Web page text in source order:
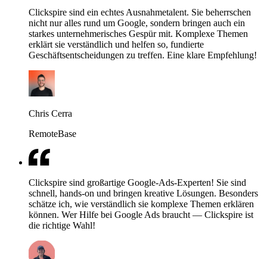
Clickspire sind ein echtes Ausnahmetalent. Sie beherrschen
nicht nur alles rund um Google, sondern bringen auch ein
starkes unternehmerisches Gespür mit. Komplexe Themen
erklärt sie verständlich und helfen so, fundierte
Geschäftsentscheidungen zu treffen. Eine klare Empfehlung!
Chris Cerra
RemoteBase
Clickspire sind großartige Google-Ads-Experten! Sie sind
schnell, hands-on und bringen kreative Lösungen. Besonders
schätze ich, wie verständlich sie komplexe Themen erklären
können. Wer Hilfe bei Google Ads braucht — Clickspire ist
die richtige Wahl!